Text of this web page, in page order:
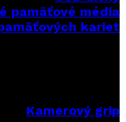
pamäťové média
kariet
Kamerový grip